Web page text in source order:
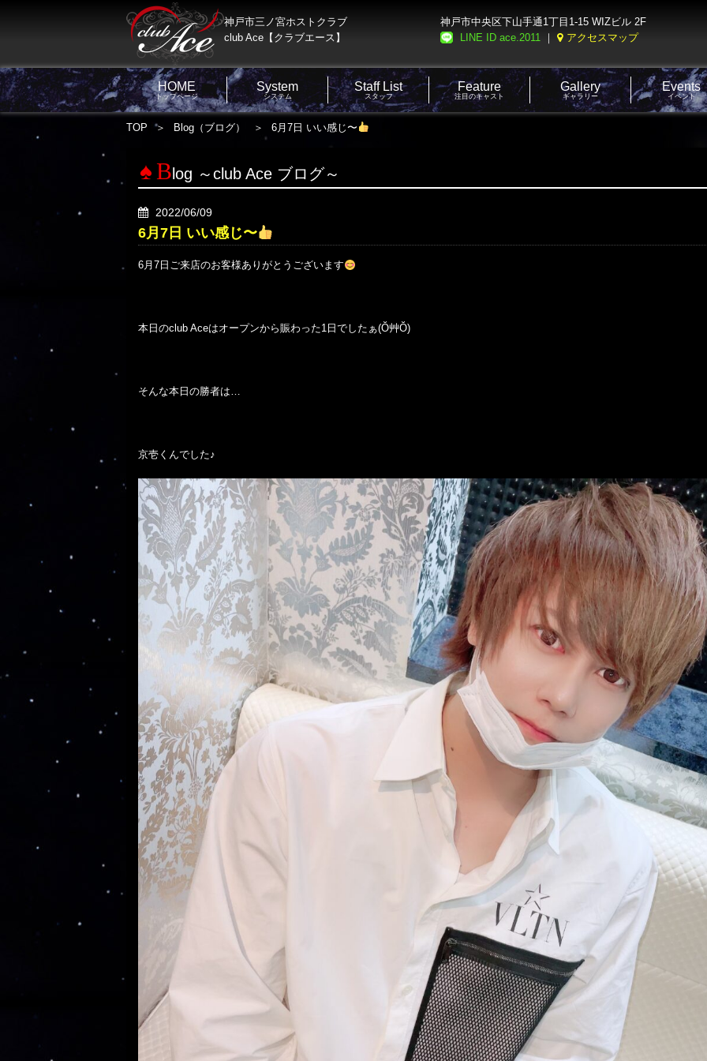
神戸市三ノ宮ホストクラブ
club Ace【クラブエース】
神戸市中央区下山手通1丁目1-15 WIZビル 2F
LINE ID ace.2011 ｜ アクセスマップ
HOME
トップページ
System
システム
Staff List
スタッフ
Feature
注目のキャスト
Gallery
ギャラリー
Events
イベント
TOP Blog（ブログ） 6月7日 いい感じ〜
B log ～club Ace ブログ～
2022/06/09
6月7日 いい感じ〜
6月7日ご来店のお客様ありがとうございます
本日のclub Aceはオープンから賑わった1日でしたぁ(Ŏ艸Ŏ)
そんな本日の勝者は…
京壱くんでした♪